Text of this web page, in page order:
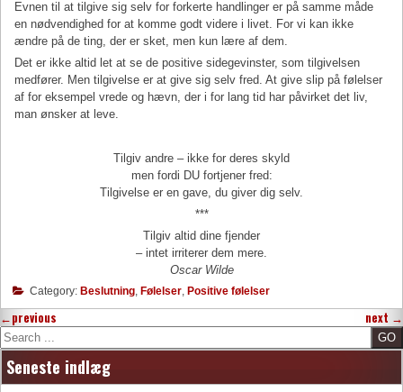
Evnen til at tilgive sig selv for forkerte handlinger er på samme måde
en nødvendighed for at komme godt videre i livet. For vi kan ikke
ændre på de ting, der er sket, men kun lære af dem.
Det er ikke altid let at se de positive sidegevinster, som tilgivelsen
medfører. Men tilgivelse er at give sig selv fred. At give slip på følelser
af for eksempel vrede og hævn, der i for lang tid har påvirket det liv,
man ønsker at leve.
Tilgiv andre – ikke for deres skyld
men fordi DU fortjener fred:
Tilgivelse er en gave, du giver dig selv.
***
Tilgiv altid dine fjender
– intet irriterer dem mere.
Oscar Wilde
Category: Beslutning, Følelser, Positive følelser
←previous next →
Search
Seneste indlæg